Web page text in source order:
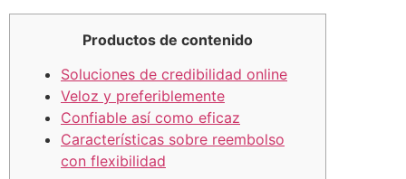
Productos de contenido
Soluciones de credibilidad online
Veloz y preferiblemente
Confiable así­ como eficaz
Características sobre reembolso
con flexibilidad